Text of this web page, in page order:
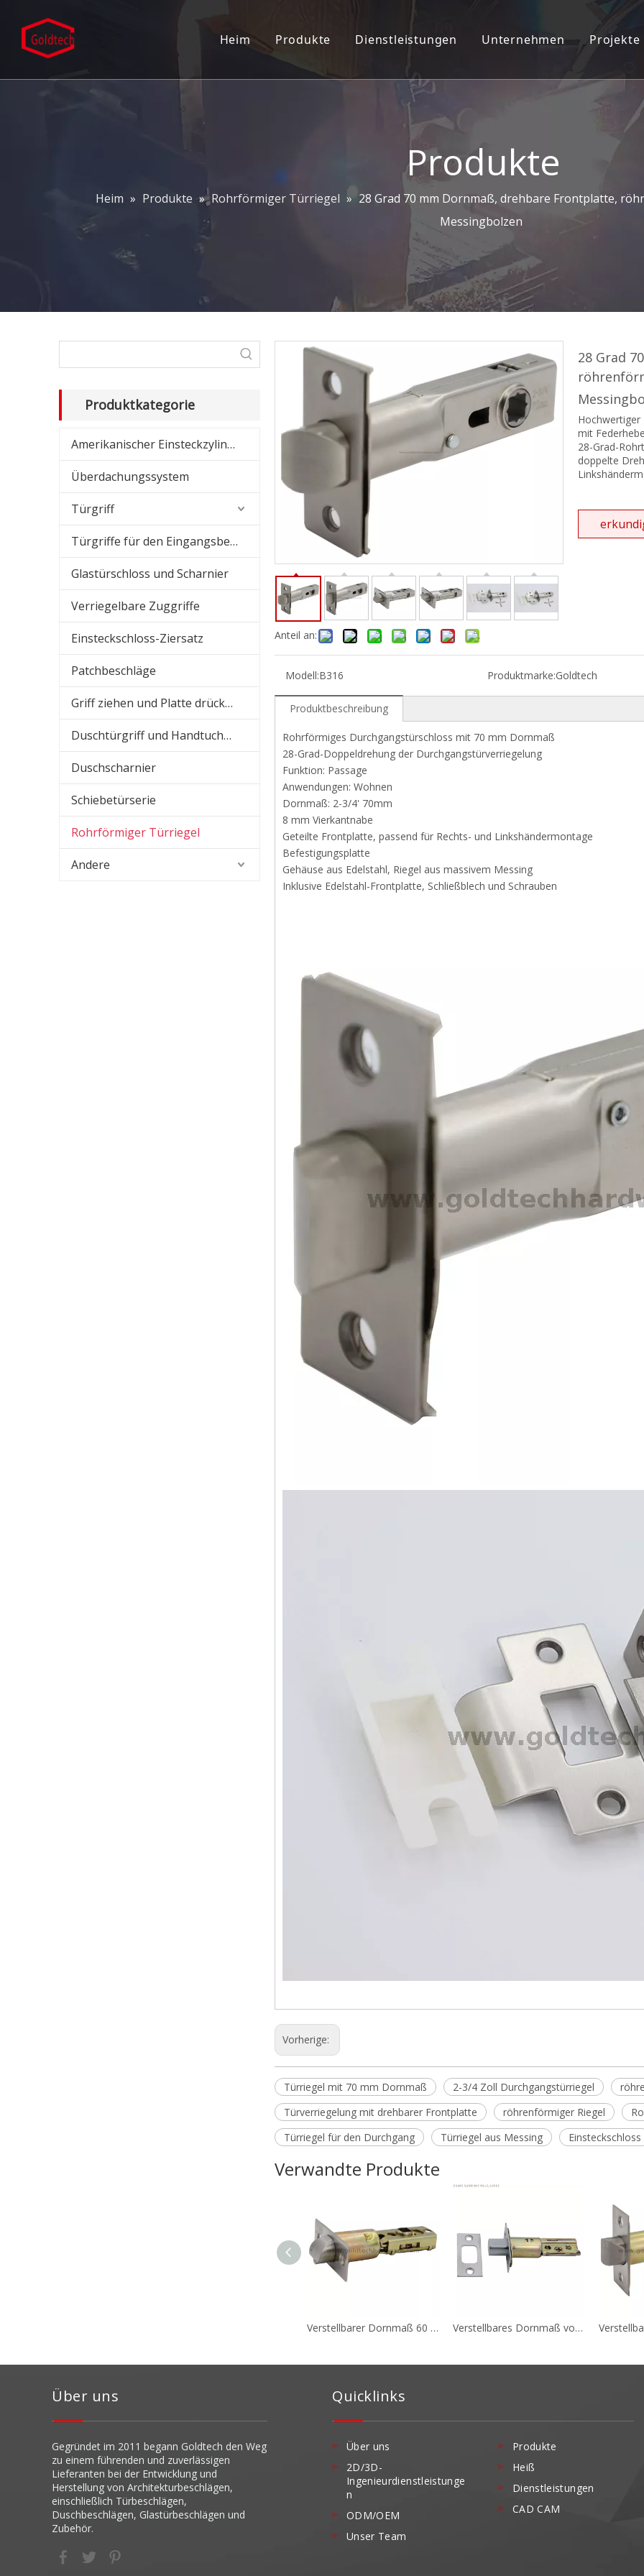
Heim Produkte
Einsteckschloss-Ziersatz
Eingangsgriffe
Griff ziehen und Platte drücken
Duschscharnier
Schiebetürserie
Amerikanisches ANSI-Einsteckschloss
Amerikanischer Einsteckzylinder
Glastür-Schließsystem
Abschließbare Zuggriffe
Dienstleistungen
ODM/OEM
Unternehmen
Kontaktiere uns
Projekte
Produkte
Heim » Produkte » Rohrförmiger Türriegel » 28 Grad 70 mm Dornmaß, drehbare Frontplatte,
Messingbolzen
Produktkategorie
Amerikanischer Einsteckzylinder
Überdachungssystem
Türgriff
Türgriffe für den Eingangsbereich
Glastürschloss und Scharnier
Verriegelbare Zuggriffe
Einsteckschloss-Ziersatz
Patchbeschläge
Griff ziehen und Platte drücken
Duschtürgriff und Handtuchhalter
Duschscharnier
Schiebetürserie
Rohrförmiger Türriegel
Andere
Anteil an:
28 Grad
Hochwertiger
mit
28-Grad-
doppelte
Modell:B316 Produktmarke:Goldtech
Produktbeschreibung
Rohrförmiges Durchgangstürschloss mit 70 mm Dornmaß
28-Grad-Doppeldrehung der
Funktion: Passage
Anwendungen: Wohnen
Dornmaß: 2-3/4' 70mm
8 mm
Geteilte Frontplatte, passend für Rechts- und
Befestigungsplatte
Gehäuse aus Edelstahl, Riegel aus
Inklusive Edelstahl-Frontplatte, Schließblech und Schrauben
Vorherige:
Türriegel mit 70 mm Dornmaß 2-3/4 Zoll Durchgangstürriegel
Türverriegelung mit drehbarer Frontplatte
röhrenförmiger Riegel
Türriegel für den Durchgang
Türriegel aus Messing Einsteckschloss
Verwandte Produkte
Verstellbarer Dornmaß 60 mm bis 70 mm, röhrenförmiger Sichtschutzriegel B322 mit Edelstahlbolzen Verstellbares Dornmaß von 60 mm bis 70 mm, Rohrriegelriegel B320 mit Messingbolzen
Über uns
Gegründet im 2011 begann Goldtech den Weg
zu einem führenden und zuverlässigen
Lieferanten bei der Entwicklung und
Herstellung von Architekturbeschlägen,
einschließlich Türbeschlägen,
Duschbeschlägen, Glastürbeschlägen und
Zubehör.
Quicklinks
Über uns
2D/3D-
Ingenieurdienstleistunge
n
ODM/OEM
Unser Team
Produkte
Heiß
Dienstleistungen
CAD CAM